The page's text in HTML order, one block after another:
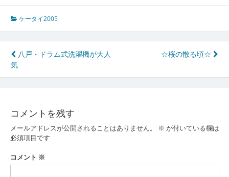
ケータイ2005
投
稿
ビ
ゲ
ー
シ
八戸・ドラム式洗濯機が大人
気
☆桜の散る頃☆
コメントを残す
メールアドレスが公開されることはありません。 ※ が付いている欄は
必須項目です
コメント ※